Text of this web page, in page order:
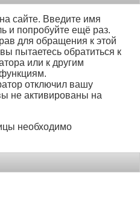
сайте. Введите имя
и попробуйте ещё раз.
для обращения к этой
пытаетесь обратиться к
или к другим
отключил вашу
не активированы на
необходимо